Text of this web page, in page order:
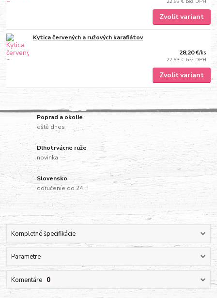
Zvoliť variant
Kytica červených a ružových karafiátov
28,20 €/ks
22,93 € bez DPH
Zvoliť variant
Poprad a okolie
eště dnes
Dlhotrvácne ruže
novinka
Slovensko
doručenie do 24 H
Kompletné špecifikácie
Parametre
Komentáre 0